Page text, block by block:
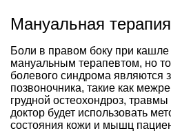
Мануальная терапия
Боли в правом боку при кашле
мануальным терапевтом, но
болевого синдрома являются
позвоночника, такие как
грудной остеохондроз,
доктор будет использовать
состояния кожи и мышц